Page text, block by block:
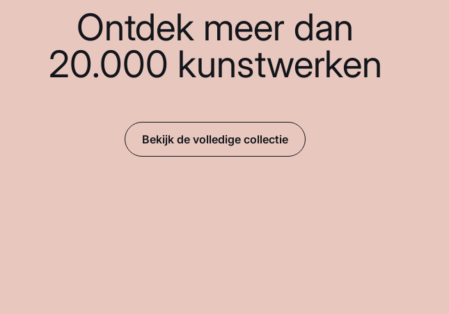
Ontdek meer dan
20.000 kunstwerken
Bekijk de volledige collectie